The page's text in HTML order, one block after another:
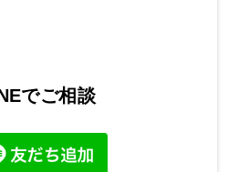
でご相談